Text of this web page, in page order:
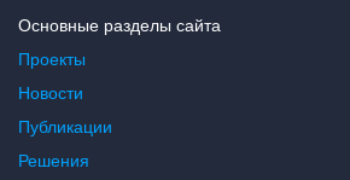
Основные разделы сайта
Проекты
Новости
Публикации
Решения